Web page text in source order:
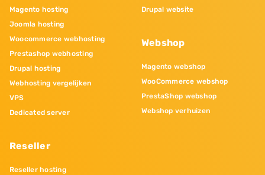
Magento hosting
Joomla hosting
Woocommerce webhosting
Prestashop webhosting
Drupal hosting
Webhosting vergelijken
VPS
Dedicated server
Reseller
Reseller hosting
Drupal website
Webshop
Magento webshop
WooCommerce webshop
PrestaShop webshop
Webshop verhuizen